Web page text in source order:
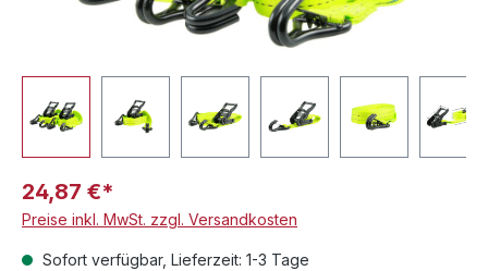
24,87 €*
Preise inkl. MwSt. zzgl. Versandkosten
Sofort verfügbar, Lieferzeit: 1-3 Tage